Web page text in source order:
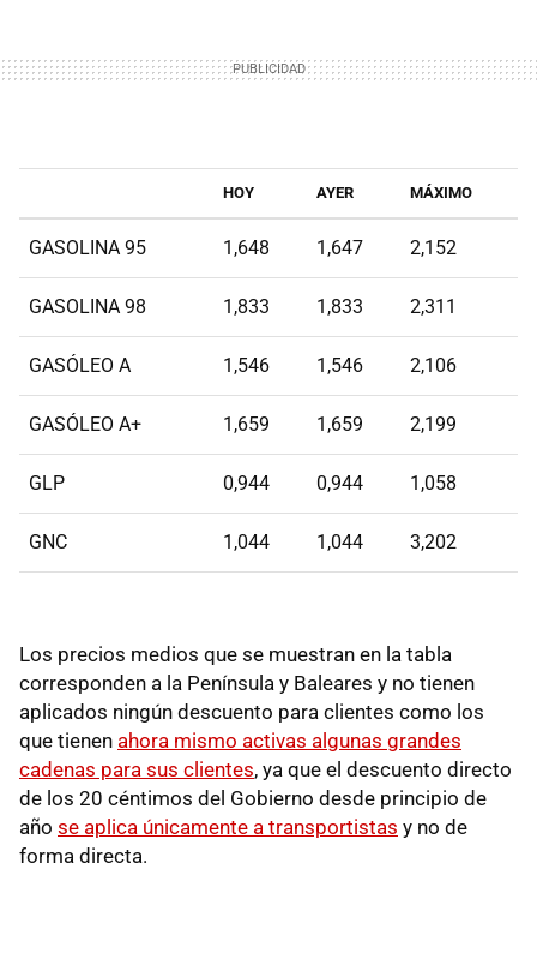
HOY AYER MÁXIMO
GASOLINA 95 1,648 1,647 2,152
GASOLINA 98 1,833 1,833 2,311
GASÓLEO A 1,546 1,546 2,106
GASÓLEO A+ 1,659 1,659 2,199
GLP 0,944 0,944 1,058
GNC 1,044 1,044 3,202
Los precios medios que se muestran en la tabla
corresponden a la Península y Baleares y no tienen
aplicados ningún descuento para clientes como los
que tienen ahora mismo activas algunas grandes
cadenas para sus clientes, ya que el descuento directo
de los 20 céntimos del Gobierno desde principio de
año se aplica únicamente a transportistas y no de
forma directa.